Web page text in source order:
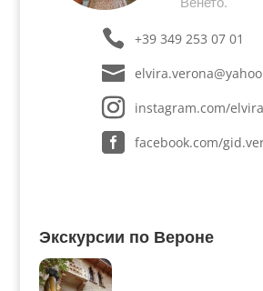
+39 349 253 07 01
instagram.com/
facebook.com/
Экскурсии по Вероне